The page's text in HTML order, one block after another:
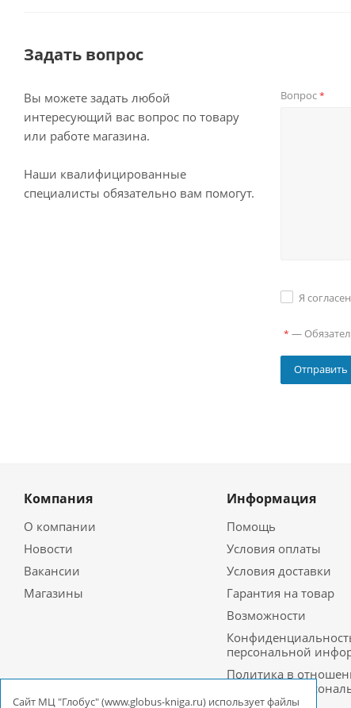
Задать вопрос
Вы можете задать любой
интересующий вас вопрос по товару
или работе магазина.
Наши квалифицированные
специалисты обязательно вам помогут.
Вопрос*
Я
* —
Компания
О компании
Новости
Вакансии
Магазины
Информация
Помощь
Условия оплаты
Условия доставки
Гарантия на товар
Возможности
персональной
Политика в
обработки
данных в ООО
Cайт МЦ "Глобус" (www.globus-kniga.ru) использует файлы